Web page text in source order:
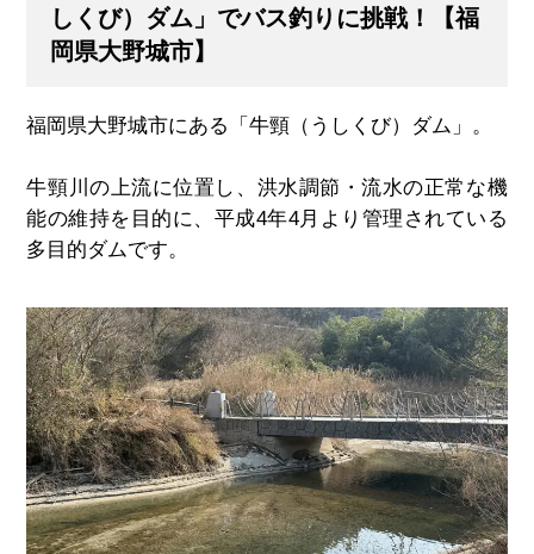
しくび）ダム」でバス釣りに挑戦！【福
岡県大野城市】
福岡県大野城市にある「牛頸（うしくび）ダム」。
牛頸川の上流に位置し、洪水調節・流水の正常な機
能の維持を目的に、平成4年4月より管理されている
多目的ダムです。